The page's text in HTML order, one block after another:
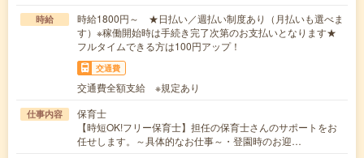
時給
時給1800円～ ★日払い／週払い制度あり（月払いも選べま
す）※稼働開始時は手続き完了次第のお支払いとなります★
フルタイムできる方は100円アップ！
交通費
交通費全額支給 ※規定あり
仕事内容
保育士
【時短OK!フリー保育士】担任の保育士さんのサポートをお
任せします。～具体的なお仕事～・登園時のお迎…